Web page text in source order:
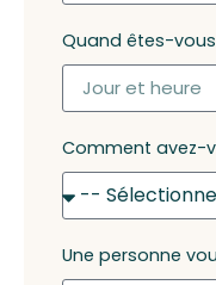
Quand êtes-
Comment avez-
Une personne